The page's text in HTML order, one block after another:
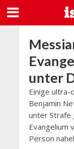
unter
Einige
Benjamin
unter Strafe
Evangelium
Person